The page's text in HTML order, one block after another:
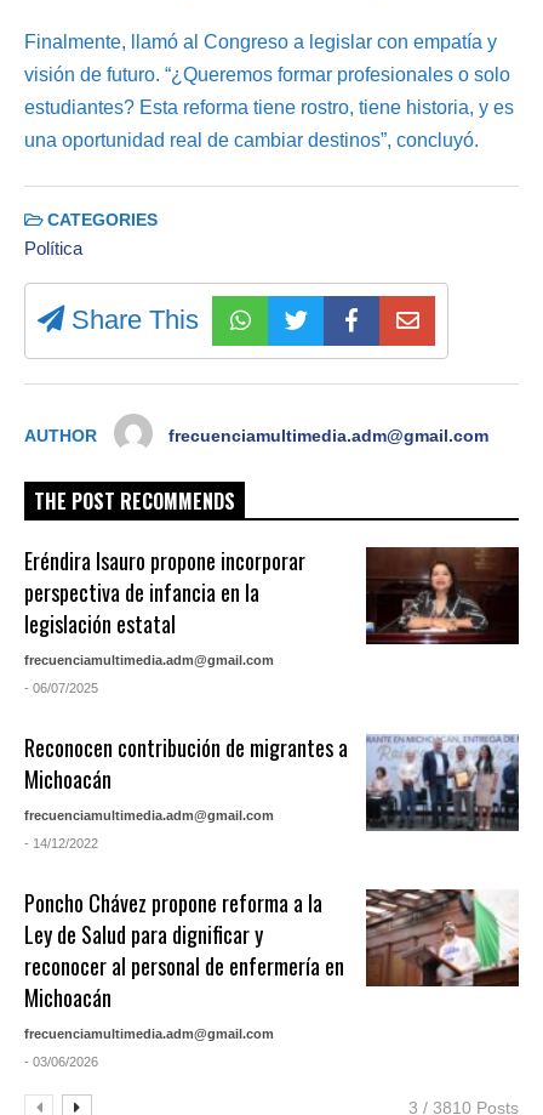
Finalmente, llamó al Congreso a legislar con empatía y
visión de futuro. “¿Queremos formar profesionales o solo
estudiantes? Esta reforma tiene rostro, tiene historia, y es
una oportunidad real de cambiar destinos”, concluyó.
CATEGORIES
Política
Share This
AUTHOR frecuenciamultimedia.adm@gmail.com
THE POST RECOMMENDS
Eréndira Isauro propone incorporar
perspectiva de infancia en la
legislación estatal
frecuenciamultimedia.adm@gmail.com
- 06/07/2025
Reconocen contribución de migrantes a
Michoacán
frecuenciamultimedia.adm@gmail.com
- 14/12/2022
Poncho Chávez propone reforma a la
Ley de Salud para dignificar y
reconocer al personal de enfermería en
Michoacán
frecuenciamultimedia.adm@gmail.com
- 03/06/2026
3 / 3810 Posts